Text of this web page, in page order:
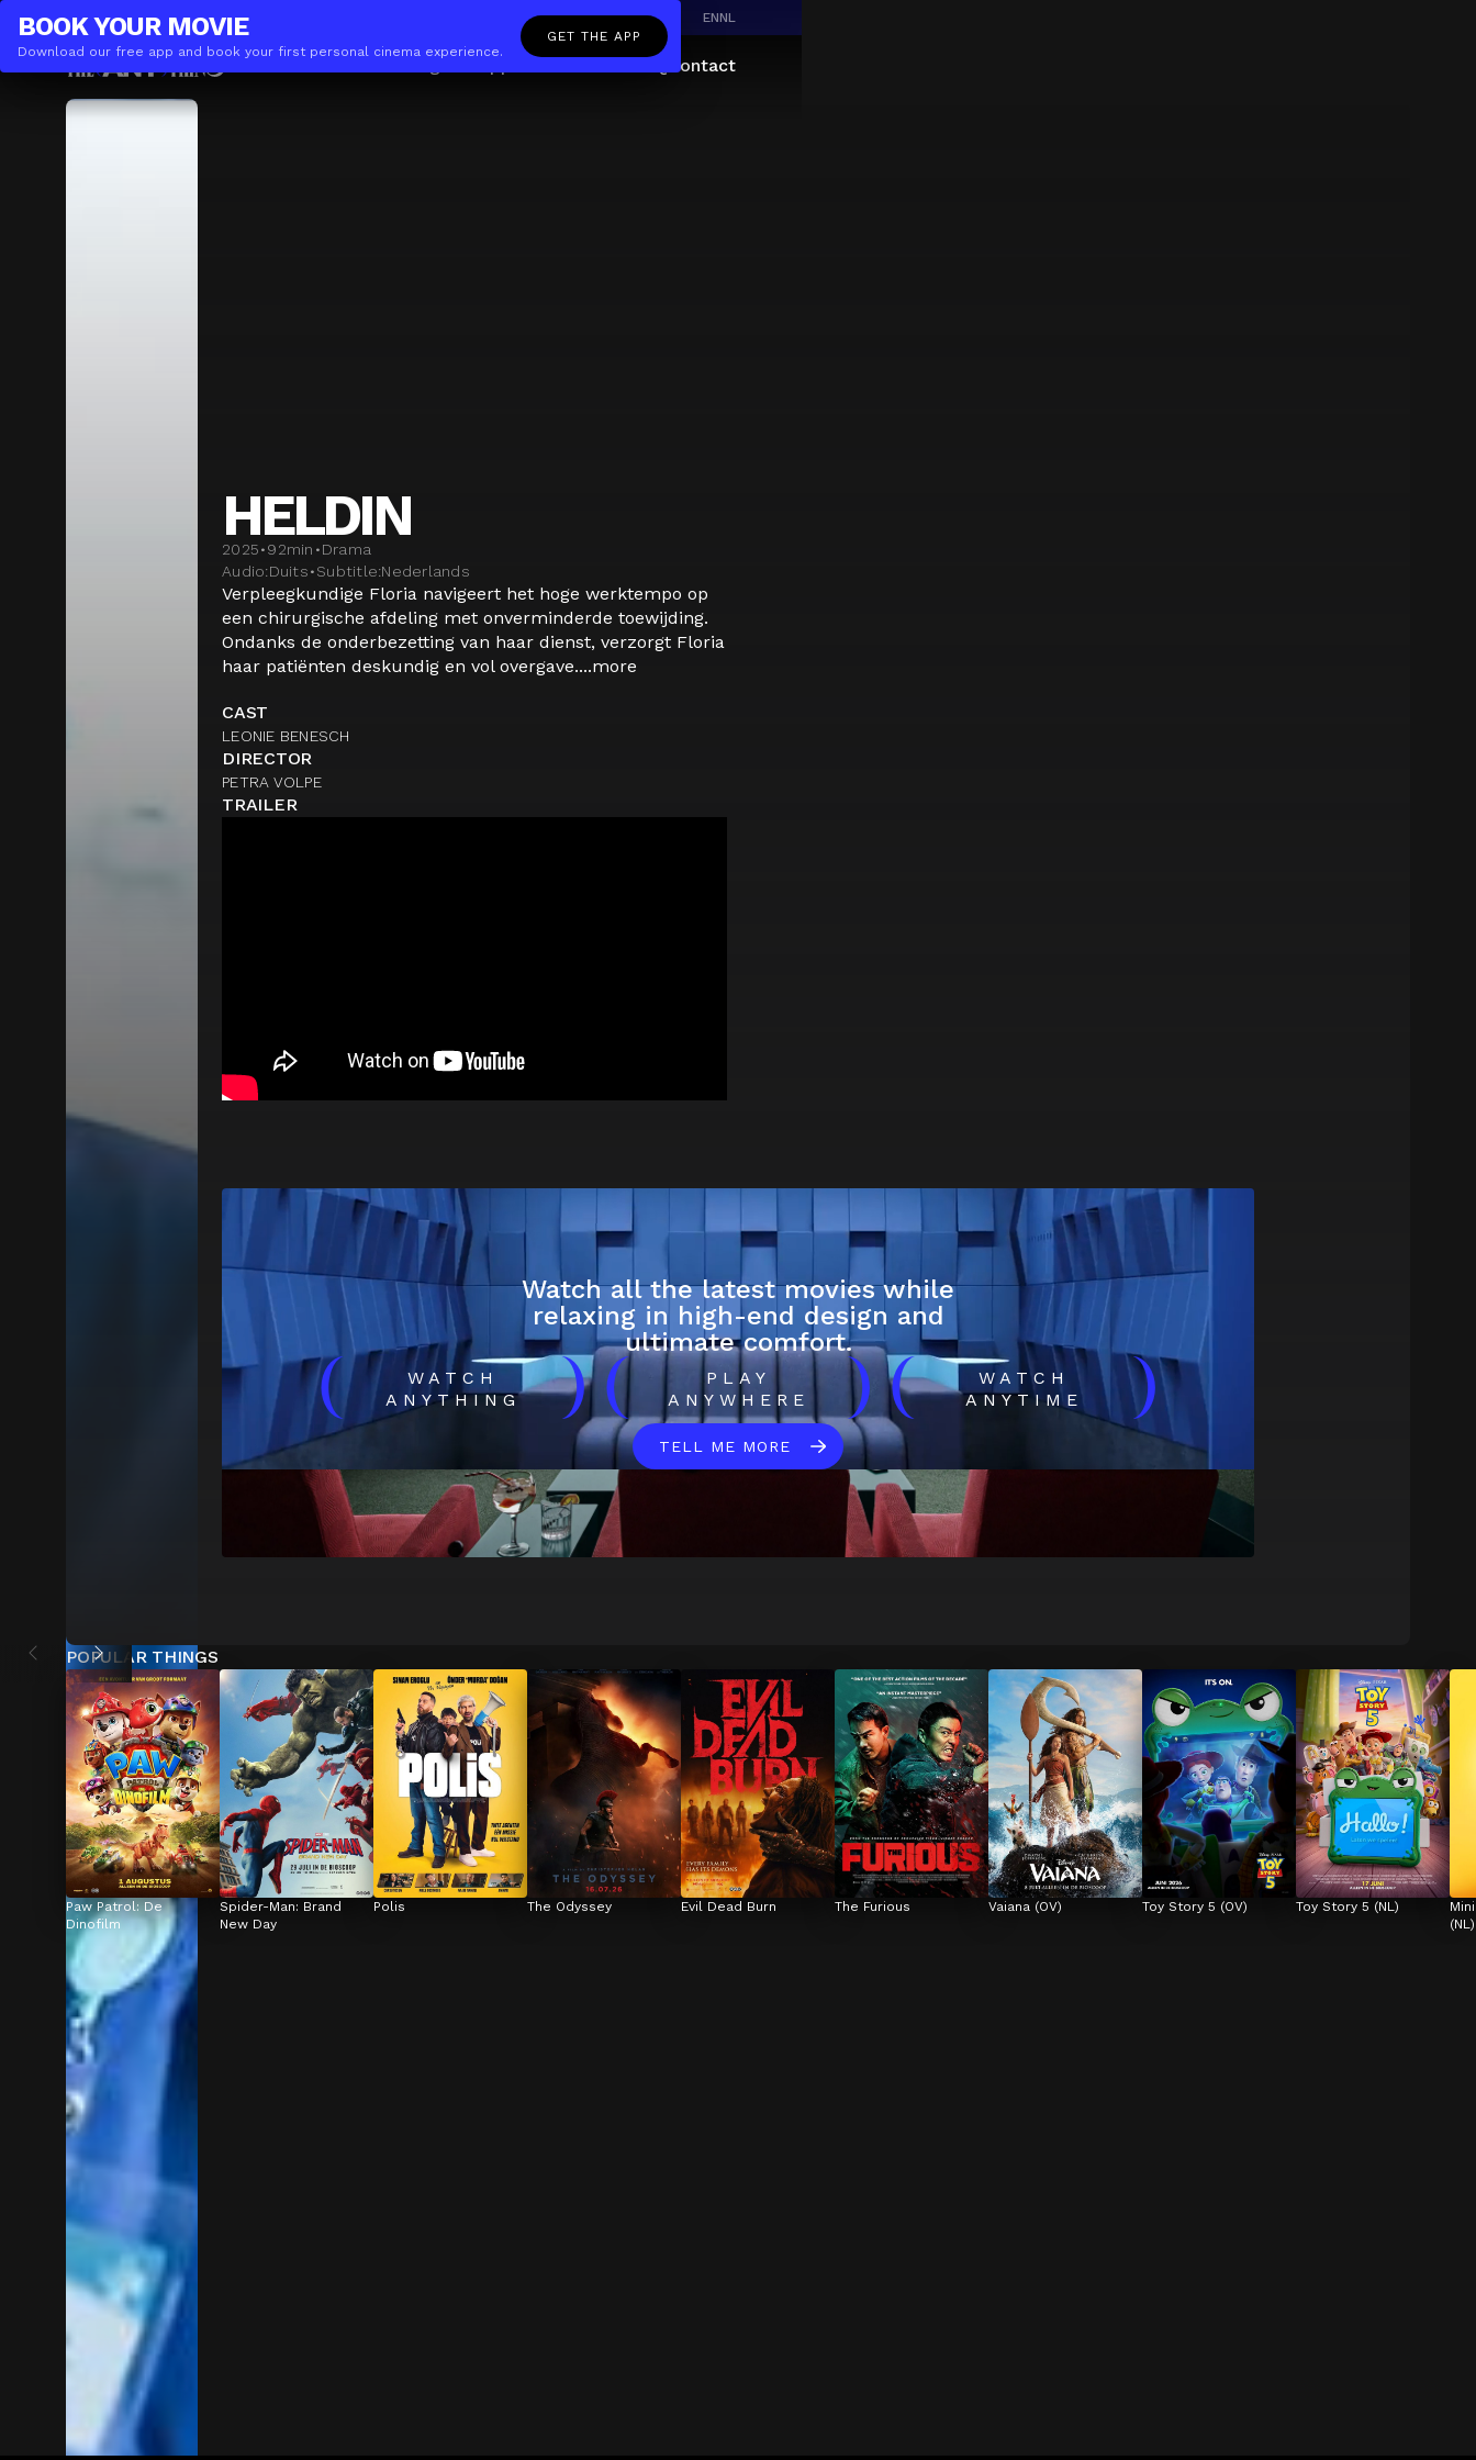
THE(ANY)THING BUSINESS ENNL
Movies Locations The App Contact
BOOK YOUR MOVIE
Download our free app and book your first personal cinema experience.
GET THE APP
HELDIN
2025•92min •Drama
Audio:Duits•Subtitle:Nederlands
Verpleegkundige Floria navigeert het hoge werktempo op
een chirurgische afdeling met onverminderde toewijding.
Ondanks de onderbezetting van haar dienst, verzorgt Floria
haar patiënten deskundig en vol overgave....more
CAST
LEONIE BENESCH
DIRECTOR
PETRA VOLPE
TRAILER
Watch all the latest movies while
relaxing in high-end design and
ultimate comfort.
(
WATCH
ANYTHING
)(
PLAY
ANYWHERE
)(
WATCH
ANYTIME
)
TELL ME MORE
POPULAR THINGS
Paw Patrol: De
Dinofilm
Spider-Man: Brand
New Day
Polis The Odyssey Evil Dead Burn The Furious Vaiana (OV) Toy Story 5 (OV) Toy Story 5 (NL)
(NL)